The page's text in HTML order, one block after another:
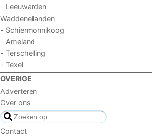
- Leeuwarden
Waddeneilanden
- Schiermonnikoog
- Ameland
- Terschelling
- Texel
OVERIGE
Adverteren
Over ons
Contact